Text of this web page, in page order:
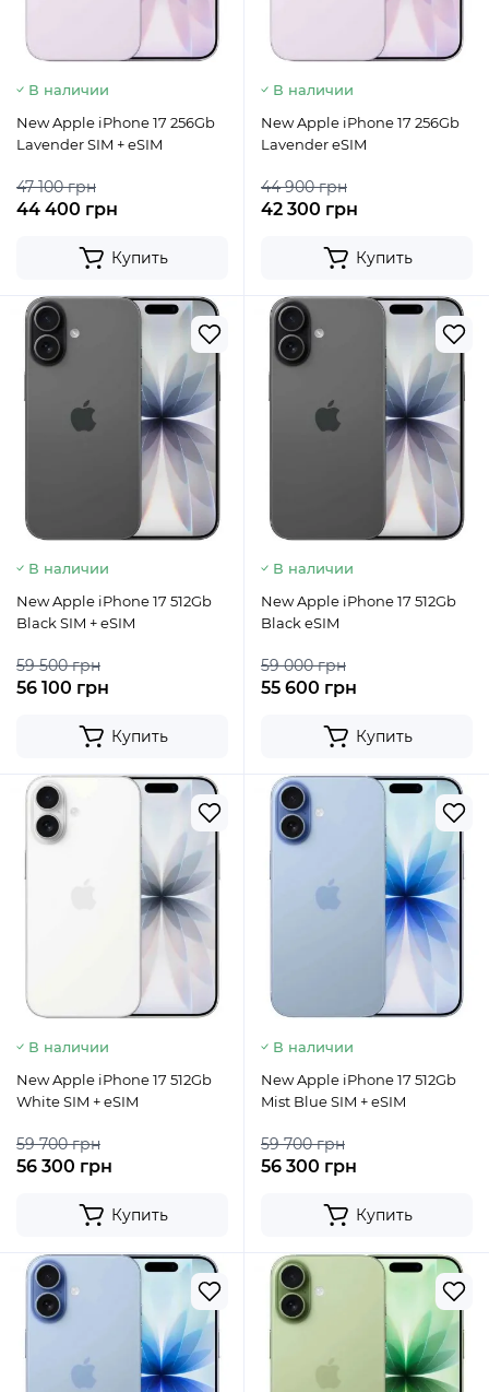
В наличии
New Apple iPhone 17 256Gb
Lavender SIM + eSIM
47 100 грн
44 400 грн
Купить
В наличии
New Apple iPhone 17 256Gb
Lavender eSIM
44 900 грн
42 300 грн
Купить
В наличии
New Apple iPhone 17 512Gb
Black SIM + eSIM
59 500 грн
56 100 грн
Купить
В наличии
New Apple iPhone 17 512Gb
Black eSIM
59 000 грн
55 600 грн
Купить
В наличии
New Apple iPhone 17 512Gb
White SIM + eSIM
59 700 грн
56 300 грн
Купить
В наличии
New Apple iPhone 17 512Gb
Mist Blue SIM + eSIM
59 700 грн
56 300 грн
Купить